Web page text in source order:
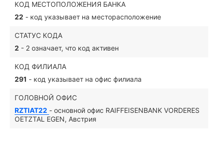
КОД МЕСТОПОЛОЖЕНИЯ БАНКА
22 - код указывает на месторасположение
СТАТУС КОДА
2 - 2 означает, что код активен
КОД ФИЛИАЛА
291 - код указывает на офис филиала
ГОЛОВНОЙ ОФИС
RZTIAT22 - основной офис RAIFFEISENBANK VORDERES
OETZTAL EGEN, Австрия